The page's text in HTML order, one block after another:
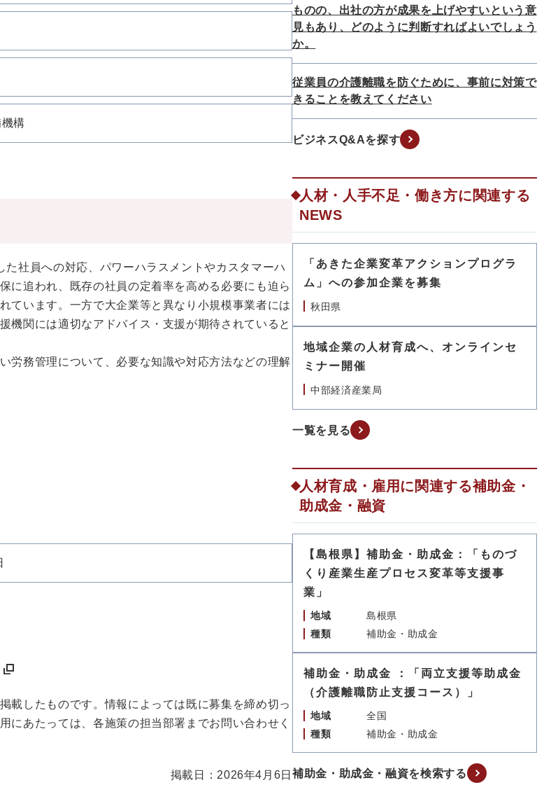
構
社員への対応、パワーハラスメントやカスタマーハ
に追われ、既存の社員の定着率を高める必要にも迫ら
ています。一方で大企業等と異なり小規模事業者には
機関には適切なアドバイス・支援が期待されていると
労務管理について、必要な知識や対応方法などの理解
載したものです。情報によっては既に募集を締め切っ
にあたっては、各施策の担当部署までお問い合わせく
掲載日：2026年4月6日
ものの、出社の方が成果を上げやすいという意
見もあり、どのように判断すればよいでしょう
か。
従業員の介護離職を防ぐために、事前に対策で
きることを教えてください
ビジネスQ&Aを探す
人材・人手不足・働き方に関連する
NEWS
「あきた企業変革アクションプログラ
ム」への参加企業を募集
秋田県
地域企業の人材育成へ、オンラインセ
ミナー開催
中部経済産業局
一覧を見る
人材育成・雇用に関連する補助金・
助成金・融資
【島根県】補助金・助成金：「ものづ
くり産業生産プロセス変革等支援事
業」
地域
島根県
種類
補助金・助成金
補助金・助成金 ：「両立支援等助成金
（介護離職防止支援コース）」
地域
全国
種類
補助金・助成金
補助金・助成金・融資を検索する